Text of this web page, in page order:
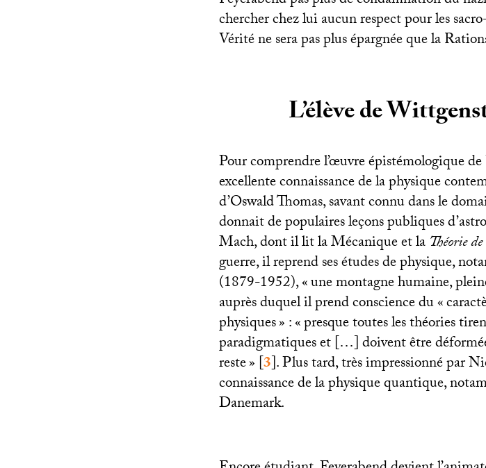
chercher chez lui aucun respect pour les
Vérité ne sera pas plus épargnée que la
L’élève de
Pour comprendre l’œuvre épistémologique
excellente connaissance de la physique
d’Oswald Thomas, savant connu dans le
donnait de populaires leçons publiques
Mach, dont il lit la Mécanique et laThéorie
guerre, il reprend ses études de physique,
(1879-1952), «une montagne humaine,
auprès duquel il prend conscience du «
physiques» : «presque toutes les théories
paradigmatiques et […] doivent être
reste»[3]. Plus tard, très impressionné par
connaissance de la physique quantique,
Danemark.